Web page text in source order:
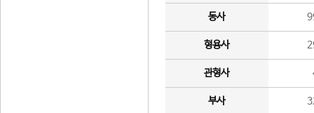
동사
형용사
관형사
부사